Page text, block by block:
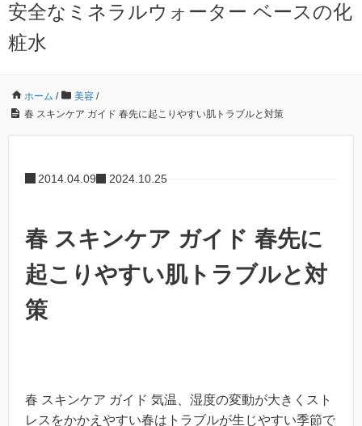
安全なミネラルウォーター ベースの化
粧水
ホーム / 美容 /
春 スキンケア ガイド 春先に起こりやすい肌トラブルと対策
2014.04.09 2024.10.25
春 スキンケア ガイド 春先に
起こりやすい肌トラブルと対
策
春 スキンケア ガイド 気温、湿度の変動が大きくスト
レスをかかえやすい春はトラブルが生じやすい季節で